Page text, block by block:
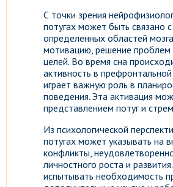
С точки зрения
потугах может быть связано
определенных областей
мотивацию, решение
целей. Во время сна
активность в
играет важную роль в
поведения. Эта активация
представлением потуг и
Из психологической
потугах может указывать на
конфликты,
личностного роста и
испытывать необходимость